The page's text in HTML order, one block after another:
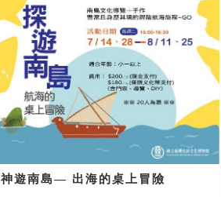
神遊南島— 出海的桌上冒險